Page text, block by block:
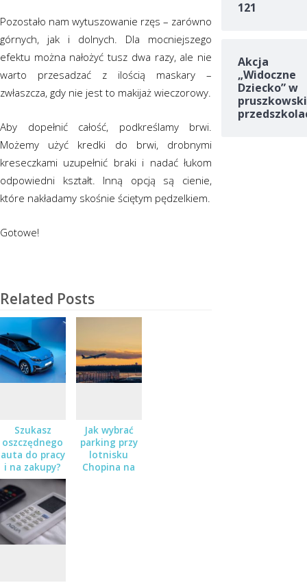
Pozostało nam wytuszowanie rzęs – zarówno
górnych, jak i dolnych. Dla mocniejszego
efektu można nałożyć tusz dwa razy, ale nie
warto przesadzać z ilością maskary –
zwłaszcza, gdy nie jest to makijaż wieczorowy.
Aby dopełnić całość, podkreślamy brwi.
Możemy użyć kredki do brwi, drobnymi
kreseczkami uzupełnić braki i nadać łukom
odpowiedni kształt. Inną opcją są cienie,
które nakładamy skośnie ściętym pędzelkiem.
Gotowe!
Related Posts
Szukasz
oszczędnego
auta do pracy
i na zakupy?
Sprawdź
Nissana Micra
w salonie
Zaborowski
Jak wybrać
parking przy
lotnisku
Chopina na
121
Akcja
„Widoczne
Dziecko” w